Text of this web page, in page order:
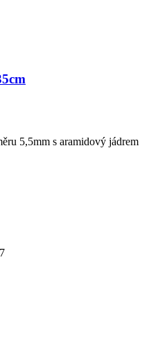
5,5mm s aramidový jádrem